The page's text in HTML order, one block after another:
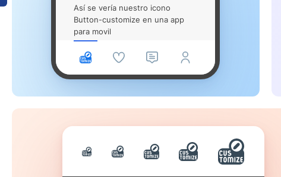
Así se vería nuestro icono
Button-customize en una app
para movil